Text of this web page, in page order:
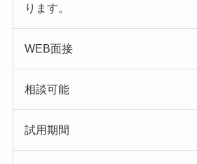
ります。
WEB面接
相談可能
試用期間